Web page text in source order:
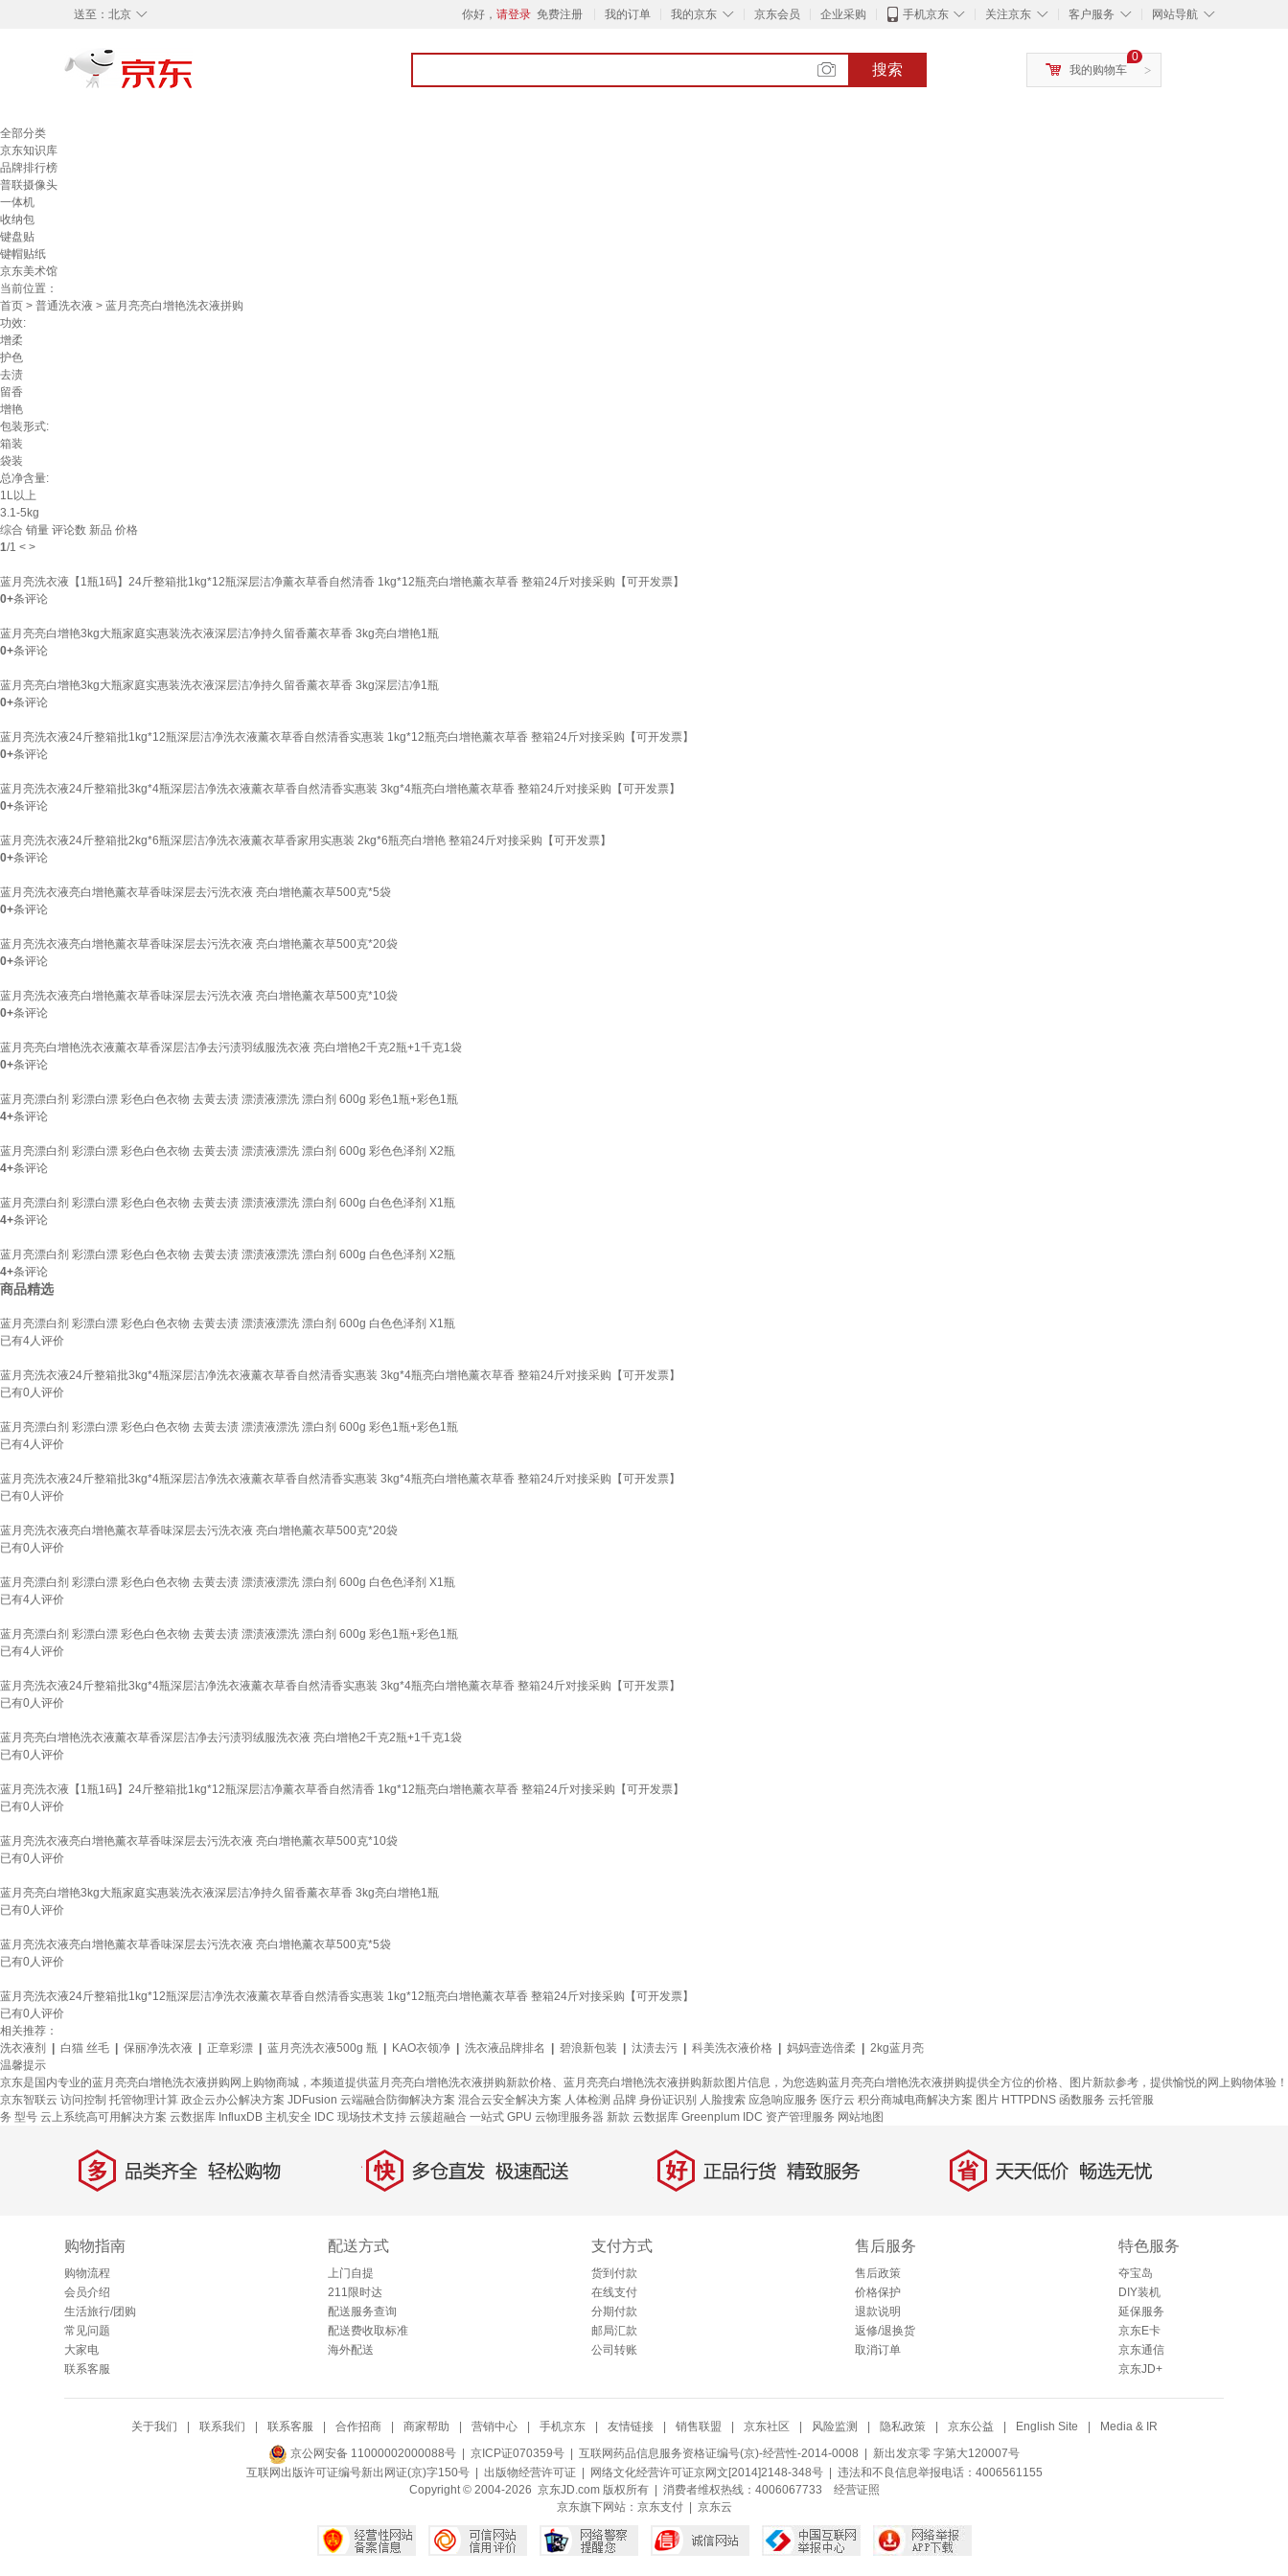
◇
送至： 北京 你好， 请登录 免费注册 我的订单 ◇
我的京东 京东会员 企业采购 ◇
手机京东 ◇
关注京东 ◇
客户服务 ◇
网站导航
搜索 >
0
我的购物车
全部分类
京东知识库
品牌排行榜
普联摄像头
一体机
收纳包
键盘贴
键帽贴纸
京东美术馆
当前位置：
首页 > 普通洗衣液 > 蓝月亮亮白增艳洗衣液拼购
功效:
增柔
护色
去渍
留香
增艳
包装形式:
箱装
袋装
总净含量:
1L以上
3.1-5kg
综合 销量 评论数 新品 价格
1/1 < >
蓝月亮洗衣液【1瓶1码】24斤整箱批1kg*12瓶深层洁净薰衣草香自然清香 1kg*12瓶亮白增艳薰衣草香 整箱24斤对接采购【可开发票】
0+条评论
蓝月亮亮白增艳3kg大瓶家庭实惠装洗衣液深层洁净持久留香薰衣草香 3kg亮白增艳1瓶
0+条评论
蓝月亮亮白增艳3kg大瓶家庭实惠装洗衣液深层洁净持久留香薰衣草香 3kg深层洁净1瓶
0+条评论
蓝月亮洗衣液24斤整箱批1kg*12瓶深层洁净洗衣液薰衣草香自然清香实惠装 1kg*12瓶亮白增艳薰衣草香 整箱24斤对接采购【可开发票】
0+条评论
蓝月亮洗衣液24斤整箱批3kg*4瓶深层洁净洗衣液薰衣草香自然清香实惠装 3kg*4瓶亮白增艳薰衣草香 整箱24斤对接采购【可开发票】
0+条评论
蓝月亮洗衣液24斤整箱批2kg*6瓶深层洁净洗衣液薰衣草香家用实惠装 2kg*6瓶亮白增艳 整箱24斤对接采购【可开发票】
0+条评论
蓝月亮洗衣液亮白增艳薰衣草香味深层去污洗衣液 亮白增艳薰衣草500克*5袋
0+条评论
蓝月亮洗衣液亮白增艳薰衣草香味深层去污洗衣液 亮白增艳薰衣草500克*20袋
0+条评论
蓝月亮洗衣液亮白增艳薰衣草香味深层去污洗衣液 亮白增艳薰衣草500克*10袋
0+条评论
蓝月亮亮白增艳洗衣液薰衣草香深层洁净去污渍羽绒服洗衣液 亮白增艳2千克2瓶+1千克1袋
0+条评论
蓝月亮漂白剂 彩漂白漂 彩色白色衣物 去黄去渍 漂渍液漂洗 漂白剂 600g 彩色1瓶+彩色1瓶
4+条评论
蓝月亮漂白剂 彩漂白漂 彩色白色衣物 去黄去渍 漂渍液漂洗 漂白剂 600g 彩色色泽剂 X2瓶
4+条评论
蓝月亮漂白剂 彩漂白漂 彩色白色衣物 去黄去渍 漂渍液漂洗 漂白剂 600g 白色色泽剂 X1瓶
4+条评论
蓝月亮漂白剂 彩漂白漂 彩色白色衣物 去黄去渍 漂渍液漂洗 漂白剂 600g 白色色泽剂 X2瓶
4+条评论
商品精选
蓝月亮漂白剂 彩漂白漂 彩色白色衣物 去黄去渍 漂渍液漂洗 漂白剂 600g 白色色泽剂 X1瓶
已有4人评价
蓝月亮洗衣液24斤整箱批3kg*4瓶深层洁净洗衣液薰衣草香自然清香实惠装 3kg*4瓶亮白增艳薰衣草香 整箱24斤对接采购【可开发票】
已有0人评价
蓝月亮漂白剂 彩漂白漂 彩色白色衣物 去黄去渍 漂渍液漂洗 漂白剂 600g 彩色1瓶+彩色1瓶
已有4人评价
蓝月亮洗衣液24斤整箱批3kg*4瓶深层洁净洗衣液薰衣草香自然清香实惠装 3kg*4瓶亮白增艳薰衣草香 整箱24斤对接采购【可开发票】
已有0人评价
蓝月亮洗衣液亮白增艳薰衣草香味深层去污洗衣液 亮白增艳薰衣草500克*20袋
已有0人评价
蓝月亮漂白剂 彩漂白漂 彩色白色衣物 去黄去渍 漂渍液漂洗 漂白剂 600g 白色色泽剂 X1瓶
已有4人评价
蓝月亮漂白剂 彩漂白漂 彩色白色衣物 去黄去渍 漂渍液漂洗 漂白剂 600g 彩色1瓶+彩色1瓶
已有4人评价
蓝月亮洗衣液24斤整箱批3kg*4瓶深层洁净洗衣液薰衣草香自然清香实惠装 3kg*4瓶亮白增艳薰衣草香 整箱24斤对接采购【可开发票】
已有0人评价
蓝月亮亮白增艳洗衣液薰衣草香深层洁净去污渍羽绒服洗衣液 亮白增艳2千克2瓶+1千克1袋
已有0人评价
蓝月亮洗衣液【1瓶1码】24斤整箱批1kg*12瓶深层洁净薰衣草香自然清香 1kg*12瓶亮白增艳薰衣草香 整箱24斤对接采购【可开发票】
已有0人评价
蓝月亮洗衣液亮白增艳薰衣草香味深层去污洗衣液 亮白增艳薰衣草500克*10袋
已有0人评价
蓝月亮亮白增艳3kg大瓶家庭实惠装洗衣液深层洁净持久留香薰衣草香 3kg亮白增艳1瓶
已有0人评价
蓝月亮洗衣液亮白增艳薰衣草香味深层去污洗衣液 亮白增艳薰衣草500克*5袋
已有0人评价
蓝月亮洗衣液24斤整箱批1kg*12瓶深层洁净洗衣液薰衣草香自然清香实惠装 1kg*12瓶亮白增艳薰衣草香 整箱24斤对接采购【可开发票】
已有0人评价
相关推荐：
洗衣液剂
白猫 丝毛 保丽净洗衣液 正章彩漂 蓝月亮洗衣液500g 瓶 KAO衣领净 洗衣液品牌排名 碧浪新包装 汰渍去污 科美洗衣液价格 妈妈壹选倍柔
2kg蓝月亮
温馨提示
京东是国内专业的蓝月亮亮白增艳洗衣液拼购网上购物商城，本频道提供蓝月亮亮白增艳洗衣液拼购新款价格、蓝月亮亮白增艳洗衣液拼购新款图片信息，为您选购蓝月亮亮白增艳洗衣液拼购提供全方位的价格、图片新款参考，提供愉悦的网上购物体验！
京东智联云 访问控制 托管物理计算 政企云办公解决方案 JDFusion 云端融合防御解决方案 混合云安全解决方案 人体检测 品牌 身份证识别 人脸搜索 应急响应服务 医疗云 积分商城电商解决方案 图片 HTTPDNS 函数服务 云托管服
务 型号 云上系统高可用解决方案 云数据库 InfluxDB 主机安全 IDC 现场技术支持 云簇超融合 一站式 GPU 云物理服务器 新款 云数据库 Greenplum IDC 资产管理服务 网站地图
多 品类齐全，轻松购物 快 多仓直发，极速配送 好 正品行货，精致服务 省 天天低价，畅选无忧
购物指南
购物流程
会员介绍
生活旅行/团购
常见问题
大家电
联系客服
配送方式
上门自提
211限时达
配送服务查询
配送费收取标准
海外配送
支付方式
货到付款
在线支付
分期付款
邮局汇款
公司转账
售后服务
售后政策
价格保护
退款说明
返修/退换货
取消订单
特色服务
夺宝岛
DIY装机
延保服务
京东E卡
京东通信
京东JD+
关于我们 联系我们 联系客服 合作招商 商家帮助 营销中心 手机京东 友情链接 销售联盟 京东社区 风险监测 隐私政策 京东公益 English Site Media & IR
京公网安备 11000002000088号 | 京ICP证070359号 | 互联网药品信息服务资格证编号(京)-经营性-2014-0008 | 新出发京零 字第大120007号
互联网出版许可证编号新出网证(京)字150号 | 出版物经营许可证| 网络文化经营许可证京网文[2014]2148-348号| 违法和不良信息举报电话：4006561155
Copyright © 2004-2026 京东JD.com 版权所有 | 消费者维权热线：4006067733 经营证照
京东旗下网站： 京东支付| 京东云